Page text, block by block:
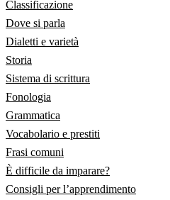
Classificazione
Dove si parla
Dialetti e varietà
Storia
Sistema di scrittura
Fonologia
Grammatica
Vocabolario e prestiti
Frasi comuni
È difficile da imparare?
Consigli per l’apprendimento